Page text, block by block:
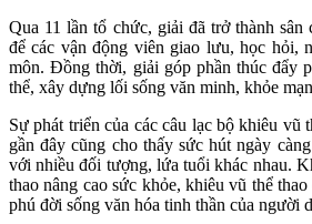
Qua 11 lần tổ chức, giải đã trở thành
để các vận động viên giao lưu, học hỏi,
môn. Đồng thời, giải góp phần thúc đẩy
thể, xây dựng lối sống văn minh, khỏe
Sự phát triển của các câu lạc bộ khiêu vũ
gần đây cũng cho thấy sức hút ngày
với nhiều đối tượng, lứa tuổi khác nhau.
thao nâng cao sức khỏe, khiêu vũ thể
phú đời sống văn hóa tinh thần của người